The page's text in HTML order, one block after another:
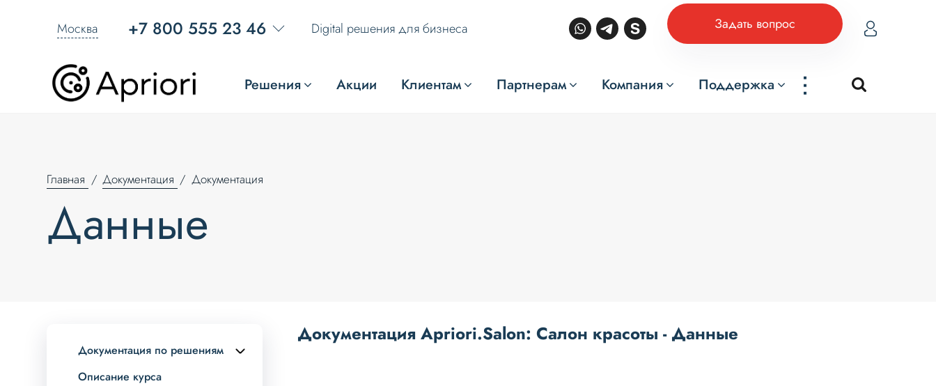
Москва +7 800 555 23 46 Digital решения для бизнеса Задать вопрос
Решения Акции Клиентам Партнерам Компания Поддержка ...
Главная Документация Документация
Данные
Документация по решениям
Описание курса
Документация Apriori.Salon: Салон красоты - Данные